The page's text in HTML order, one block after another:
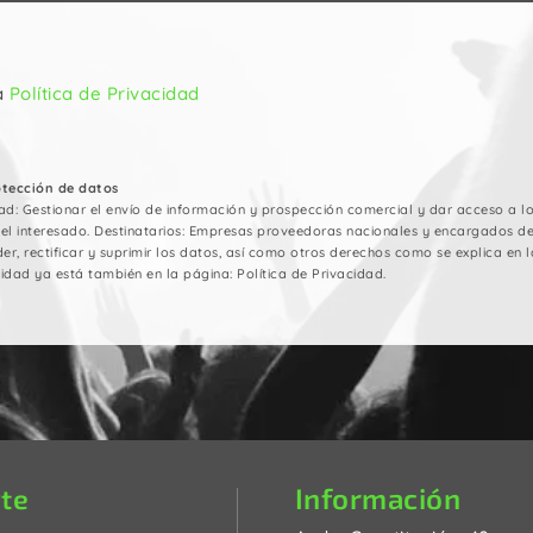
Política de Privacidad
de datos
Gestionar el envío de información y prospección comercial y dar acceso a
interesado. Destinatarios: Empresas proveedoras nacionales y encargados
rectificar y suprimir los datos, así como otros derechos como se explica
ya está también en la página: Política de Privacidad.
Información